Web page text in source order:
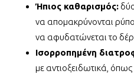
Ήπιος καθαρισμός:
να απομακρύνονται
να αφυδατώνεται το
Ισορροπημένη
με αντιοξειδωτικά,